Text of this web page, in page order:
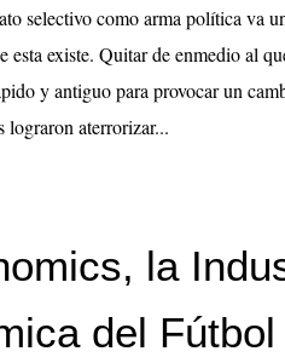
selectivo como arma política va
esta existe. Quitar de enmedio al
y antiguo para provocar un
lograron aterrorizar...
la
del Fútbol